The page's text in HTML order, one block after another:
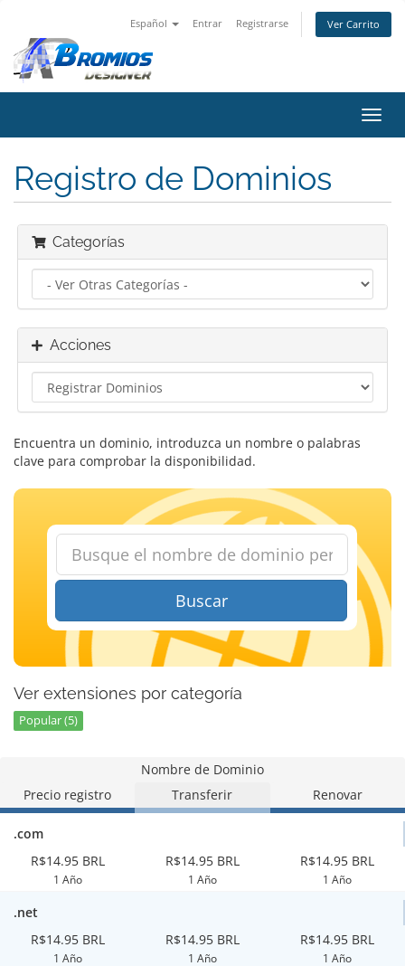
Español Entrar Registrarse Ver Carrito
Registro de Dominios
Categorías
Acciones
Encuentra un dominio, introduzca un nombre o palabras
clave para comprobar la disponibilidad.
Buscar
Ver extensiones por categoría
Popular (5)
Nombre de Dominio
Precio registro
Transferir Renovar
.com
R$14.95 BRL
1 Año
R$14.95 BRL
1 Año
R$14.95 BRL
1 Año
.net
R$14.95 BRL
1 Año
R$14.95 BRL
1 Año
R$14.95 BRL
1 Año